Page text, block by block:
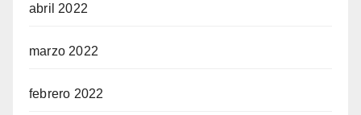
abril 2022
marzo 2022
febrero 2022